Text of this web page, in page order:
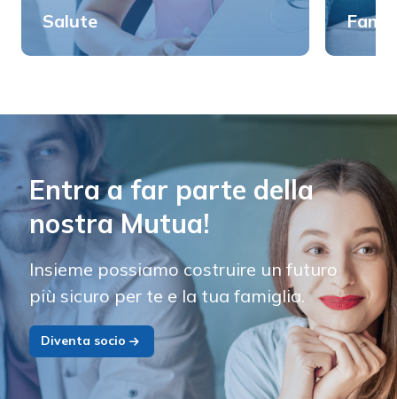
Salute
Entra a far parte della
nostra Mutua!
Insieme possiamo costruire un futuro
più sicuro per te e la tua famiglia.
Diventa socio